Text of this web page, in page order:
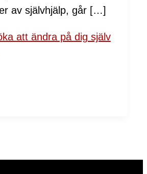
av självhjälp, går […]
att ändra på dig själv